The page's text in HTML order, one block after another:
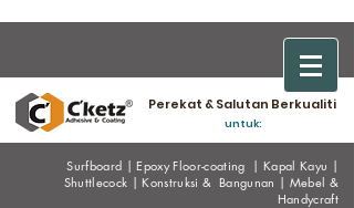
Perekat & Salutan Berkualiti
untuk:
Surfboard |EpoxyFloor-coating |Kapal Kayu |
Shuttlecock |Konstruksi & Bangunan | Mebel &
Handycraft